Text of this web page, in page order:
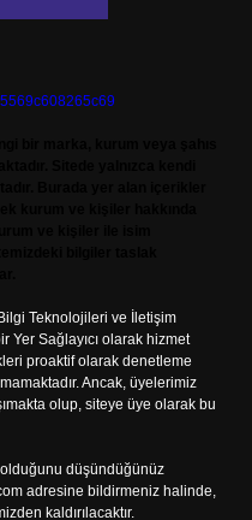
Teknolojileri ve İletişim
Yer Sağlayıcı olarak hizmet
proaktif olarak denetleme
Ancak, üyelerimiz
olup, siteye üye olarak bu
olduğunu düşündüğünüz
adresine bildirmeniz halinde,
kaldırılacaktır.